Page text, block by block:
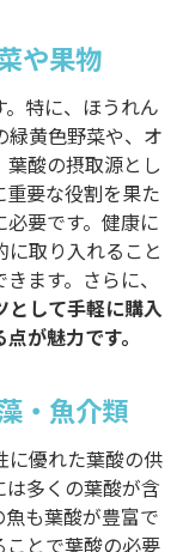
や果物
特に、ほうれん
緑黄色野菜や、オ
酸の摂取源とし
要な役割を果た
要です。健康に
取り入れること
ます。さらに、
として手軽に購入
が魅力です。
・魚介類
に優れた葉酸の供
多くの葉酸が含
も葉酸が豊富で
とで葉酸の必要